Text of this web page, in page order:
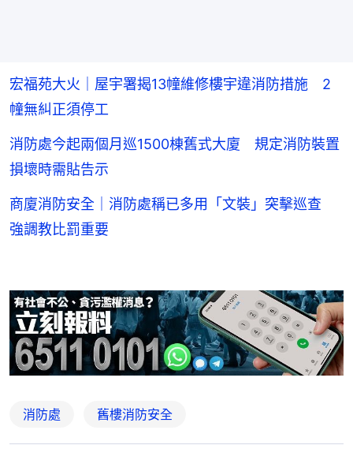
宏福苑大火｜屋宇署揭13幢維修樓宇違消防措施 2
幢無糾正須停工
消防處今起兩個月巡1500棟舊式大廈 規定消防裝置
損壞時需貼告示
商廈消防安全｜消防處稱已多用「文裝」突擊巡查
強調教比罰重要
消防處 舊樓消防安全